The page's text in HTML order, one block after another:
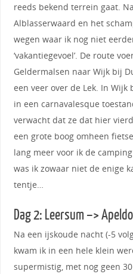
reeds bekend terrein gaat.
Alblasserwaard en het
wegen waar ik nog niet
‘vakantiegevoel’. De route
Geldermalsen naar Wijk bij
een veer over de Lek. In
in een carnavalesque
verwacht dat ze dat hier
een grote boog omheen
lang meer voor ik de
was ik zowaar niet de enige
tentje…
Dag 2: Leersum –>
Na een ijskoude nacht (-5
kwam ik in een hele klein
supermistig, met nog geen